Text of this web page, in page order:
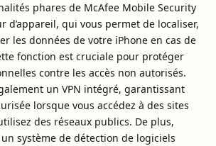
phares de McAfee Mobile Security
d’appareil, qui vous permet de localiser,
les données de votre iPhone en cas de
fonction est cruciale pour protéger
contre les accès non autorisés.
un VPN intégré, garantissant
lorsque vous accédez à des sites
des réseaux publics. De plus,
système de détection de logiciels